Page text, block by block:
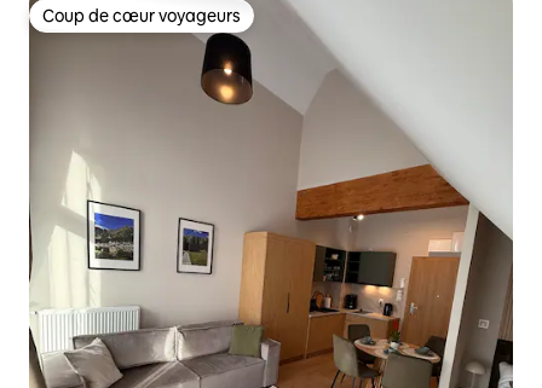
Coup de cœur voyageurs
Coup de cœur voyageurs